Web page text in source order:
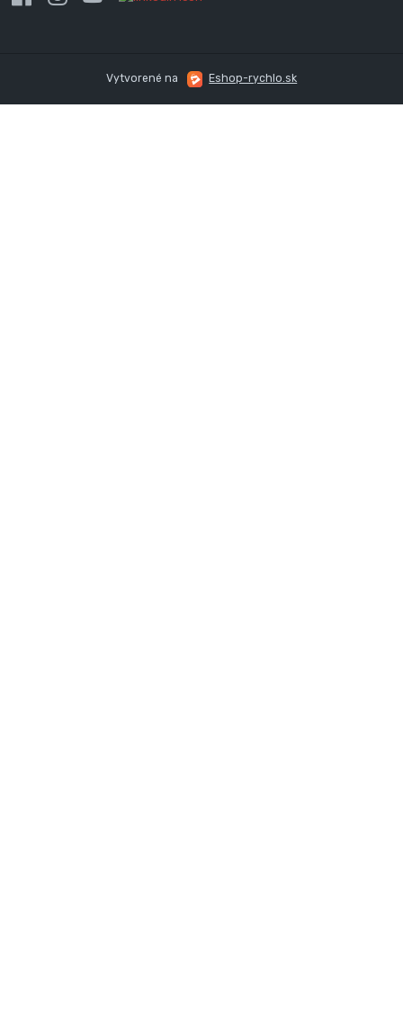
Vytvorené na Eshop-rychlo.sk